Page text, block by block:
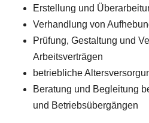
Erstellung und
Verhandlung von
Prüfung, Gestaltung und
Arbeitsverträgen
betriebliche
Beratung und Begleitung
und Betriebsübergängen